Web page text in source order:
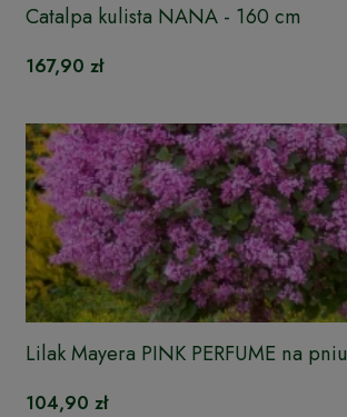
Catalpa kulista NANA - 160 cm
167,90 zł
Lilak Mayera PINK PERFUME na pniu
104,90 zł